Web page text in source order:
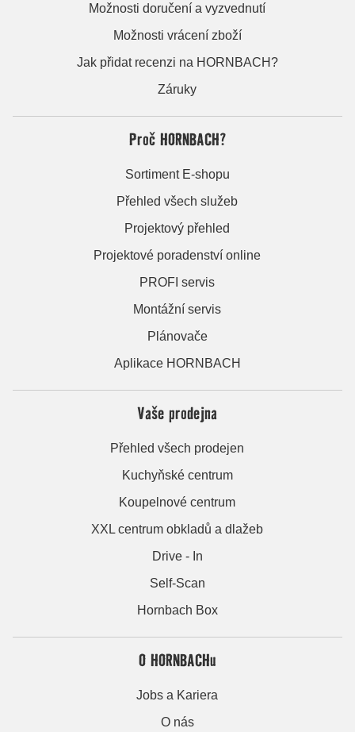
Možnosti doručení a vyzvednutí
Možnosti vrácení zboží
Jak přidat recenzi na HORNBACH?
Záruky
Proč HORNBACH?
Sortiment E-shopu
Přehled všech služeb
Projektový přehled
Projektové poradenství online
PROFI servis
Montážní servis
Plánovače
Aplikace HORNBACH
Vaše prodejna
Přehled všech prodejen
Kuchyňské centrum
Koupelnové centrum
XXL centrum obkladů a dlažeb
Drive - In
Self-Scan
Hornbach Box
O HORNBACHu
Jobs a Kariera
O nás